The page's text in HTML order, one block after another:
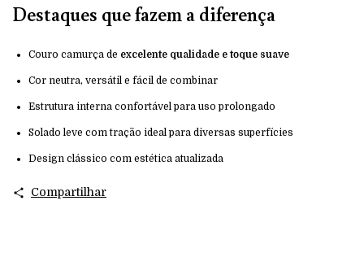
Destaques que fazem a diferença
Couro camurça de excelente qualidade e toque suave
Cor neutra, versátil e fácil de combinar
Estrutura interna confortável para uso prolongado
Solado leve com tração ideal para diversas superfícies
Design clássico com estética atualizada
Compartilhar